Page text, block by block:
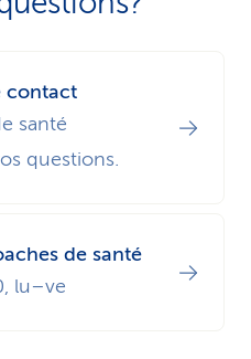
de santé et le
contact
santé
questions.
de santé
lu–ve